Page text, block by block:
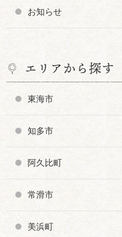
お知らせ
エリアから探す
東海市
知多市
阿久比町
常滑市
美浜町